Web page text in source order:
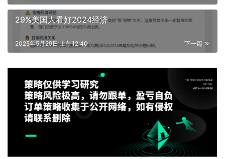
29%美国人看好2024经济
下一篇
2025年5月29日 上午12:40